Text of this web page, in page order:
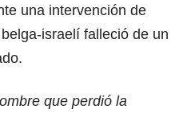
una intervención de
israelí falleció de un
que perdió la